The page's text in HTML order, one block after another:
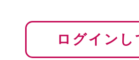
ログイン